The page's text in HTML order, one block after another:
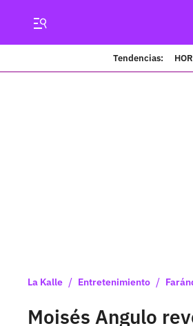
Tendencias:
La Kalle / Entretenimiento /
Moisés Angulo